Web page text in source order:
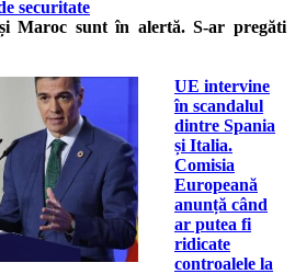
securitate
Maroc sunt în alertă. S-ar pregăti
UE intervine
în scandalul
dintre Spania
și Italia.
Comisia
Europeană
anunță când
ar putea fi
ridicate
controalele la